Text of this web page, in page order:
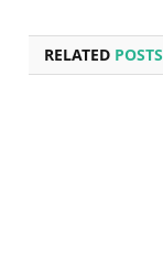
RELATED POSTS